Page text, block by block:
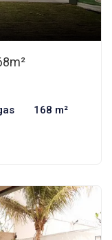
168 m²